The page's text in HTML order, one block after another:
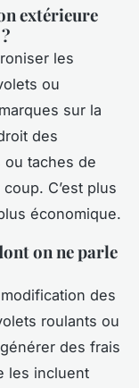
extérieure
les
ou
sur la
des
taches de
C’est plus
économique.
on ne parle
des
roulants ou
des frais
les incluent